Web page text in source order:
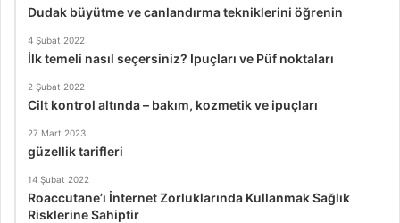
Dudak büyütme ve canlandırma tekniklerini öğrenin
4 Şubat 2022
İlk temeli nasıl seçersiniz? Ipuçları ve Püf noktaları
2 Şubat 2022
Cilt kontrol altında – bakım, kozmetik ve ipuçları
27 Mart 2023
güzellik tarifleri
14 Şubat 2022
Roaccutane’ı İnternet Zorluklarında Kullanmak Sağlık
Risklerine Sahiptir